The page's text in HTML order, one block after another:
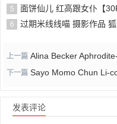
5 面饼仙儿 红高跟女仆【
6 过期米线线喵 摄影作品 狐狸小姐
上一篇 Alina Becker
下一篇 Sayo Momo Chun Li-
发表评论